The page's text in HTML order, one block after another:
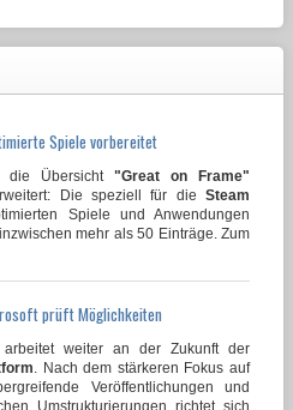
Spiele vorbereitet
die Übersicht "Great on Frame"
Die speziell für die Steam
Spiele und Anwendungen
mehr als 50 Einträge. Zum
prüft Möglichkeiten
arbeitet weiter an der Zukunft der
. Nach dem stärkeren Fokus auf
Veröffentlichungen und
Umstrukturierungen richtet sich